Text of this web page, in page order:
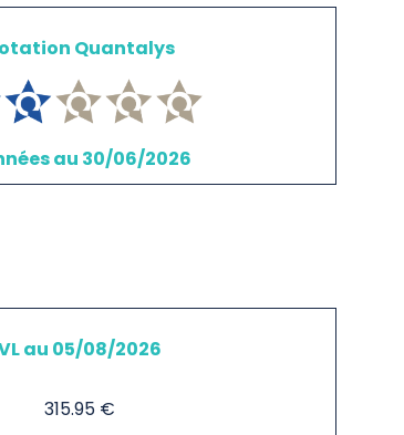
Quantalys
au 30/06/2026
au 05/08/2026
315.95 €